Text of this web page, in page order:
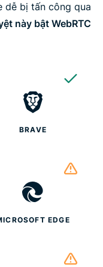
dễ bị tấn công qua
này bật WebRTC
BRAVE
EDGE